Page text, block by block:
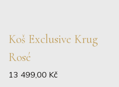
Koš Exclusive Krug
Rosé
13 499,00 Kč